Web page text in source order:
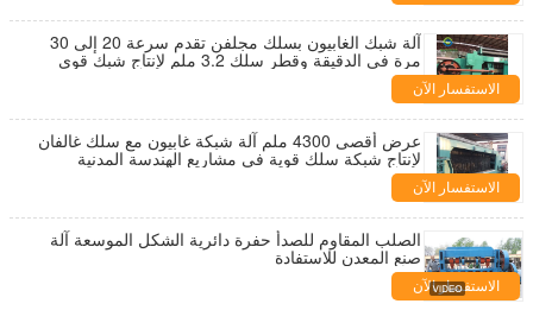
آلة شبك الغابيون بسلك مجلفن تقدم سرعة 20 إلى 30
مرة في الدقيقة وقطر سلك 3.2 ملم لإنتاج شبك قوي
الاستفسار الآن
عرض أقصى 4300 ملم آلة شبكة غابيون مع سلك غالفان
لإنتاج شبكة سلك قوية في مشاريع الهندسة المدنية
الاستفسار الآن
الصلب المقاوم للصدأ حفرة دائرية الشكل الموسعة آلة
صنع المعدن للاستفادة
الاستفسار الآن